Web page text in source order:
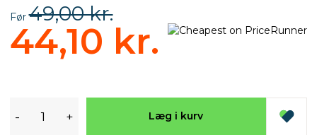
Før49,00 kr.
44,10 kr.
- + Læg i kurv